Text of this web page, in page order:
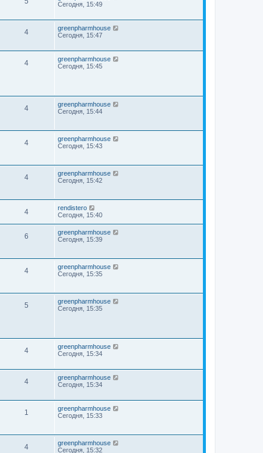
Сегодня, 15:49
4
greenpharmhouse
Сегодня, 15:47
4
greenpharmhouse
Сегодня, 15:45
4
greenpharmhouse
Сегодня, 15:44
4
greenpharmhouse
Сегодня, 15:43
4
greenpharmhouse
Сегодня, 15:42
4
rendistero
Сегодня, 15:40
6
greenpharmhouse
Сегодня, 15:39
4
greenpharmhouse
Сегодня, 15:35
5
greenpharmhouse
Сегодня, 15:35
4
greenpharmhouse
Сегодня, 15:34
4
greenpharmhouse
Сегодня, 15:34
1
greenpharmhouse
Сегодня, 15:33
4
greenpharmhouse
Сегодня, 15:32